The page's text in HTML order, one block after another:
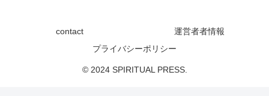
contact
運営者者情報
プライバシーポリシー
© 2024 SPIRITUAL PRESS.